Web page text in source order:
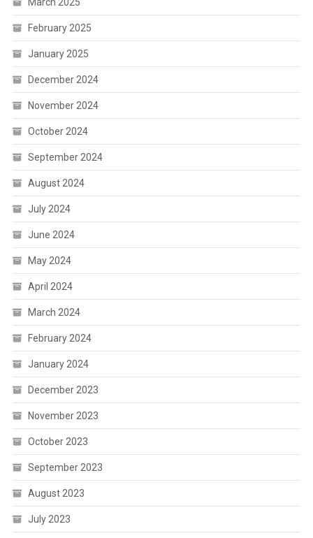
February 2025
January 2025
December 2024
November 2024
October 2024
September 2024
August 2024
July 2024
June 2024
May 2024
April 2024
March 2024
February 2024
January 2024
December 2023
November 2023
October 2023
September 2023
August 2023
July 2023